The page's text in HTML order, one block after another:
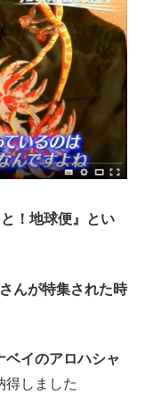
と！地球便』とい
んが特集された時
ベイのアロハシャ
得しました